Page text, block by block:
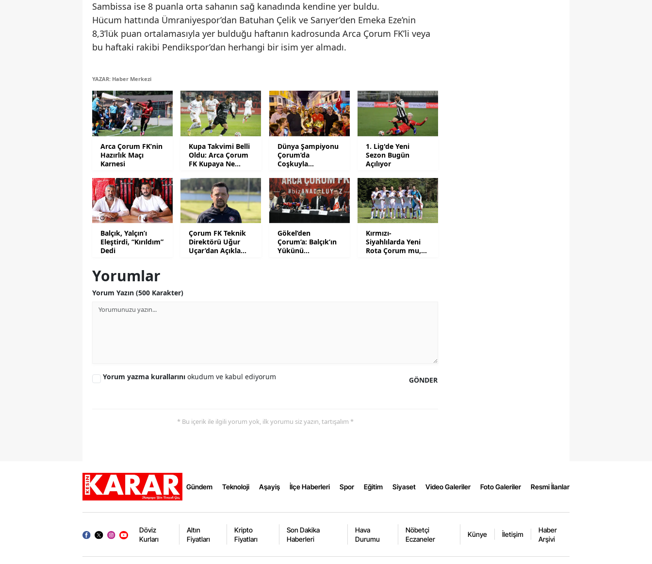
Muğla
Muş
Rize
Sakarya
Samsun
Siirt
Sinop
Sivas
Tekirdağ
Tokat
Batman
Ardahan
Sambissa ise 8 puanla orta sahanın sağ kanadında kendine yer buldu.
Hücum hattında Ümraniyespor’dan Batuhan Çelik ve Sarıyer’den Emeka Eze’nin
8,3’lük puan ortalamasıyla yer bulduğu haftanın kadrosunda Arca Çorum FK’li veya
bu haftaki rakibi Pendikspor’dan herhangi bir isim yer almadı.
YAZAR: Haber Merkezi
Arca Çorum FK’nin
Hazırlık Maçı
Karnesi
Kupa Takvimi Belli
Oldu: Arca Çorum
FK Kupaya Ne
Olacak?
Dünya Şampiyonu
Çorum’da
Coşkuyla
1. Lig'de Yeni
Sezon Bugün
Açılıyor
Balçık, Yalçın’ı
Eleştirdi, “Kırıldım”
Dedi
Çorum FK Teknik
Direktörü Uğur
Uçar’dan Açıklama
Gökel’den
Çorum’a: Balçık’ın
Yükünü
Kırmızı-
Siyahlılarda Yeni
Rota Çorum mu,
Yorumlar
Yorum Yazın (500 Karakter)
GÖNDER
Yorum yazma kurallarını okudum ve kabul ediyorum
* Bu içerik ile ilgili yorum yok, ilk yorumu siz yazın, tartışalım *
Gündem Teknoloji Aşayiş İlçe Haberleri Spor Eğitim Siyaset Video Galeriler Foto Galeriler Resmi İlanlar
Döviz
Kurları
Altın
Fiyatları
Kripto
Fiyatları
Son Dakika
Haberleri
Hava
Durumu
Nöbetçi
Eczaneler
Künye İletişim
Haber
Arşivi